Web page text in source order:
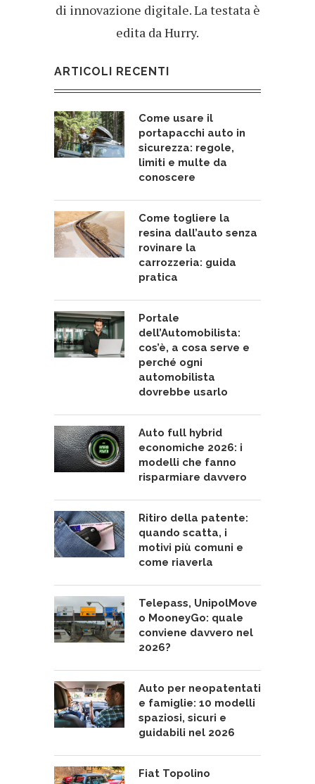
di innovazione digitale. La testata è
edita da Hurry.
ARTICOLI RECENTI
Come usare il
portapacchi auto in
sicurezza: regole,
limiti e multe da
conoscere
Come togliere la
resina dall’auto senza
rovinare la
carrozzeria: guida
pratica
Portale
dell’Automobilista:
cos’è, a cosa serve e
perché ogni
automobilista
dovrebbe usarlo
Auto full hybrid
economiche 2026: i
modelli che fanno
risparmiare davvero
Ritiro della patente:
quando scatta, i
motivi più comuni e
come riaverla
Telepass, UnipolMove
o MooneyGo: quale
conviene davvero nel
2026?
Auto per neopatentati
e famiglie: 10 modelli
spaziosi, sicuri e
guidabili nel 2026
Fiat Topolino